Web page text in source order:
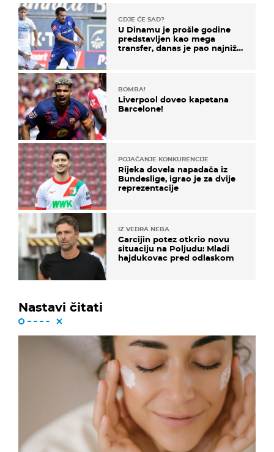
GDJE ĆE SAD?
U Dinamu je prošle godine
predstavljen kao mega
transfer, danas je pao najniže
BOMBA!
Liverpool doveo kapetana
Barcelone!
POJAČANJE KONKURENCIJE
Rijeka dovela napadača iz
Bundeslige, igrao je za dvije
reprezentacije
IZ VEDRA NEBA
Garcijin potez otkrio novu
situaciju na Poljudu: Mladi
hajdukovac pred odlaskom
Nastavi čitati